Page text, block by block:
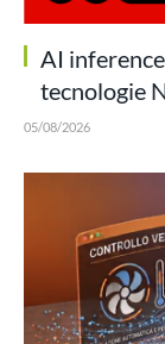
AI
tecnologie
05/08/2026